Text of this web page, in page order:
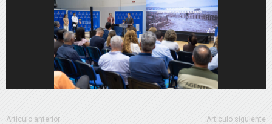
Artículo anterior Artículo siguiente